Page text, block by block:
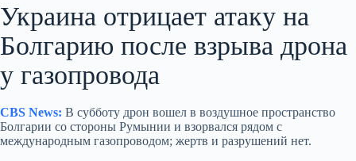
Украина отрицает атаку на
Болгарию после взрыва дрона
у газопровода
CBS News: В субботу дрон вошел в воздушное пространство
Болгарии со стороны Румынии и взорвался рядом с
международным газопроводом; жертв и разрушений нет.